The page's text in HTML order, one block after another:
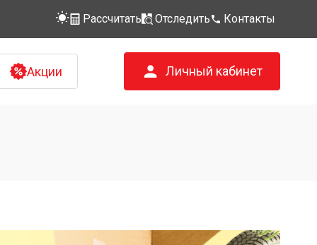
Рассчитать Отследить Контакты
Акции Личный кабинет